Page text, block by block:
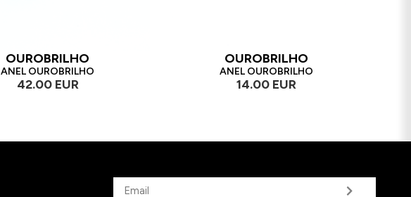
OUROBRILHO
ANEL OUROBRILHO
42.00 EUR
OUROBRILHO
ANEL OUROBRILHO
14.00 EUR